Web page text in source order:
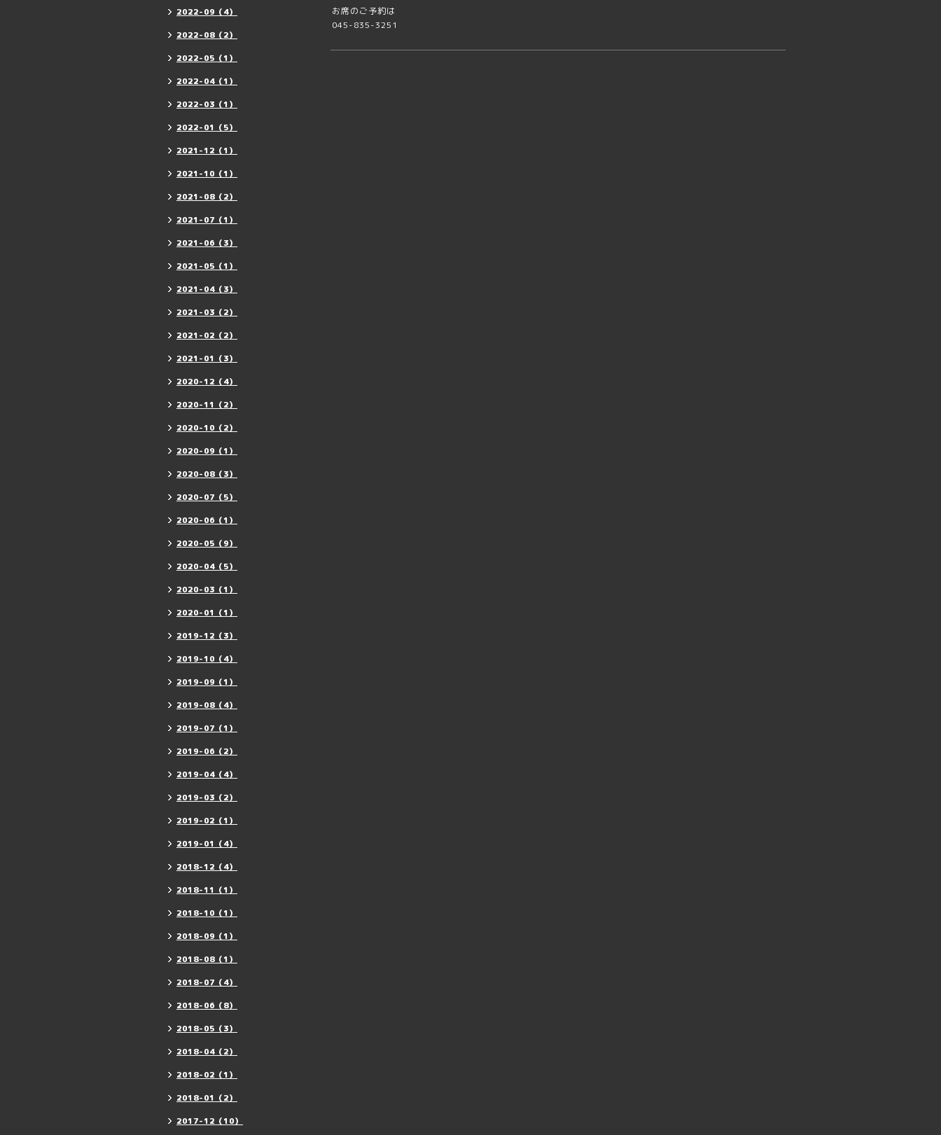
お席のご予約は
045-835-3251
2022-09（4）
2022-08（2）
2022-05（1）
2022-04（1）
2022-03（1）
2022-01（5）
2021-12（1）
2021-10（1）
2021-08（2）
2021-07（1）
2021-06（3）
2021-05（1）
2021-04（3）
2021-03（2）
2021-02（2）
2021-01（3）
2020-12（4）
2020-11（2）
2020-10（2）
2020-09（1）
2020-08（3）
2020-07（5）
2020-06（1）
2020-05（9）
2020-04（5）
2020-03（1）
2020-01（1）
2019-12（3）
2019-10（4）
2019-09（1）
2019-08（4）
2019-07（1）
2019-06（2）
2019-04（4）
2019-03（2）
2019-02（1）
2019-01（4）
2018-12（4）
2018-11（1）
2018-10（1）
2018-09（1）
2018-08（1）
2018-07（4）
2018-06（8）
2018-05（3）
2018-04（2）
2018-02（1）
2018-01（2）
2017-12（10）